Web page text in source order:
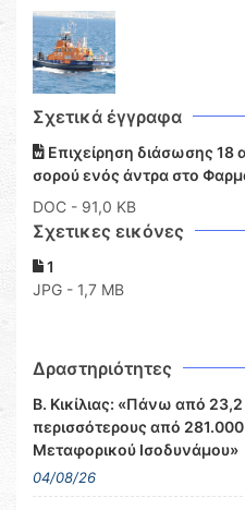
Σχετικά έγγραφα
Επιχείρηση διάσωσης
σορού ενός άντρα στο
DOC - 91,0 KB
Σχετικες εικόνες
1
JPG - 1,7 MB
Δραστηριότητες
Β. Κικίλιας: «Πάνω από
περισσότερους από
Μεταφορικού Ισοδυνάμου»
04/08/26